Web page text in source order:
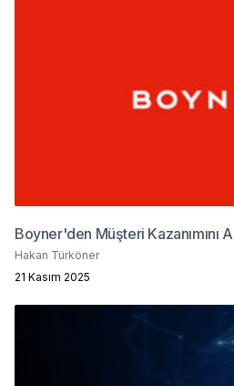
Boyner'den Müşteri Kazanımını
Hakan Türköner
21 Kasım 2025